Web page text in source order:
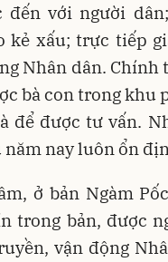
đến với người
kẻ xấu; trực tiếp
Nhân dân.
bà con trong khu
để được tư vấn.
nay luôn ổn
ở bản Ngàm
trong bản, được
vận động